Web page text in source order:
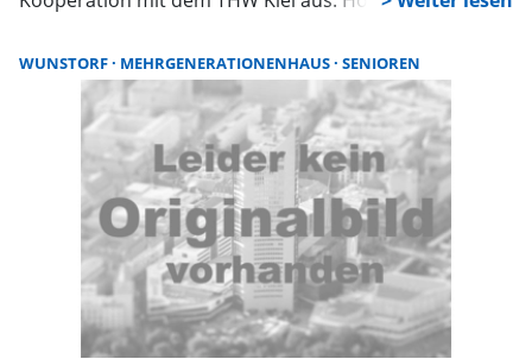
dem Nachwuchs trainiert und Fragen beantwortet.
WUNSTORF MEHRGENERATIONENHAUS SENIOREN